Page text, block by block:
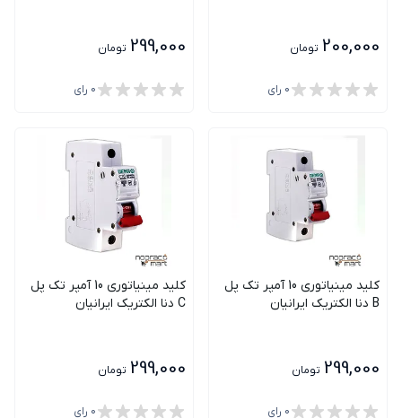
200,000 تومان
0 رای
299,000 تومان
0 رای
کلید مینیاتوری 10 آمپر تک پل
B دنا الکتریک ایرانیان
299,000 تومان
0 رای
کلید مینیاتوری 10 آمپر تک پل
C دنا الکتریک ایرانیان
299,000 تومان
0 رای